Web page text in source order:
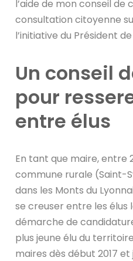
l’aide de mon conseil de
consultation citoyenne
l’initiative du Président
Un conseil
pour
entre élus
En tant que maire, entre
commune rurale (Saint-
dans les Monts du
se creuser entre les élus
démarche de
plus jeune élu du
maires dès début 2017 et